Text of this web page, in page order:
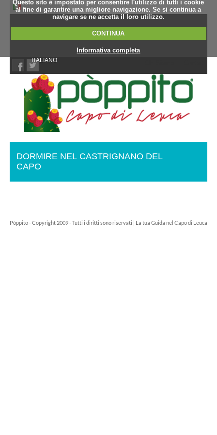
Questo sito è impostato per consentire l'utilizzo di tutti i cookie
al fine di garantire una migliore navigazione. Se si continua a
navigare se ne accetta il loro utilizzo.
CONTINUA
Informativa completa
ITALIANO
DORMIRE NEL CASTRIGNANO DEL
CAPO
Pòppito - Copyright 2009 - Tutti i diritti sono riservati | La tua Guida nel Capo di Leuca